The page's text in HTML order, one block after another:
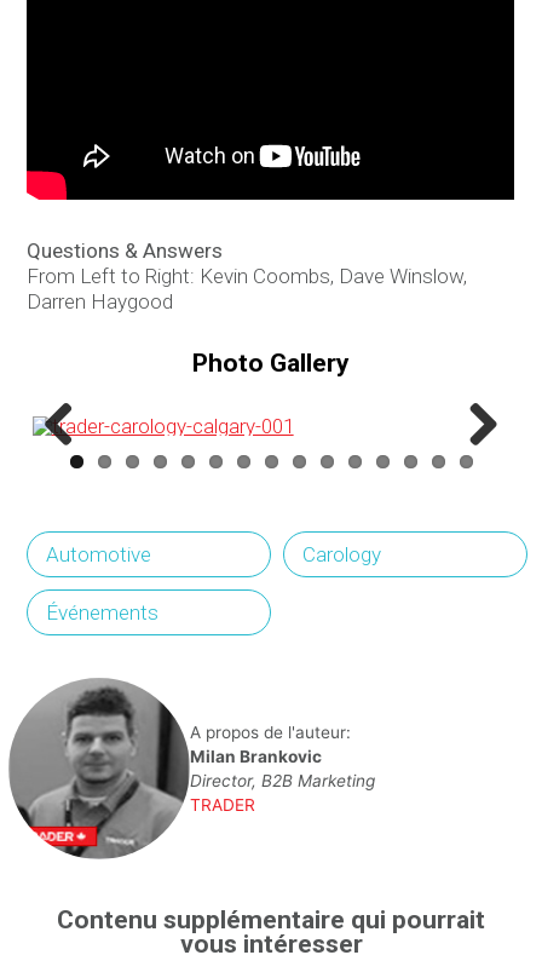
Questions & Answers
From Left to Right: Kevin Coombs, Dave Winslow,
Darren Haygood
Photo Gallery
Previous Next
Automotive Carology
Événements
A propos de l'auteur:
Milan Brankovic
Director, B2B Marketing
TRADER
Contenu supplémentaire qui pourrait
vous intéresser